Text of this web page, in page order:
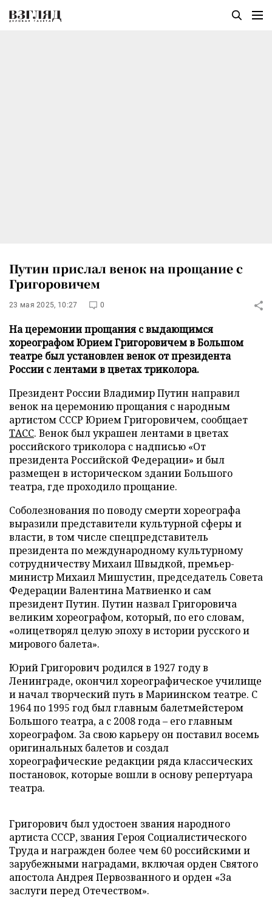
Путин прислал венок на прощание с
Григоровичем
23 мая 2025, 10:27 0
На церемонии прощания с выдающимся
хореографом Юрием Григоровичем в Большом
театре был установлен венок от президента
России с лентами в цветах триколора.
Президент России Владимир Путин направил
венок на церемонию прощания с народным
артистом СССР Юрием Григоровичем, сообщает
ТАСС. Венок был украшен лентами в цветах
российского триколора с надписью «От
президента Российской Федерации» и был
размещен в историческом здании Большого
театра, где проходило прощание.
Соболезнования по поводу смерти хореографа
выразили представители культурной сферы и
власти, в том числе спецпредставитель
президента по международному культурному
сотрудничеству Михаил Швыдкой, премьер-
министр Михаил Мишустин, председатель Совета
Федерации Валентина Матвиенко и сам
президент Путин. Путин назвал Григоровича
великим хореографом, который, по его словам,
«олицетворял целую эпоху в истории русского и
мирового балета».
Юрий Григорович родился в 1927 году в
Ленинграде, окончил хореографическое училище
и начал творческий путь в Мариинском театре. С
1964 по 1995 год был главным балетмейстером
Большого театра, а с 2008 года – его главным
хореографом. За свою карьеру он поставил восемь
оригинальных балетов и создал
хореографические редакции ряда классических
постановок, которые вошли в основу репертуара
театра.
Григорович был удостоен звания народного
артиста СССР, звания Героя Социалистического
Труда и награжден более чем 60 российскими и
зарубежными наградами, включая орден Святого
апостола Андрея Первозванного и орден «За
заслуги перед Отечеством».